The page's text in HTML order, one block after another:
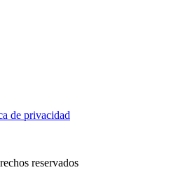
de privacidad
reservados